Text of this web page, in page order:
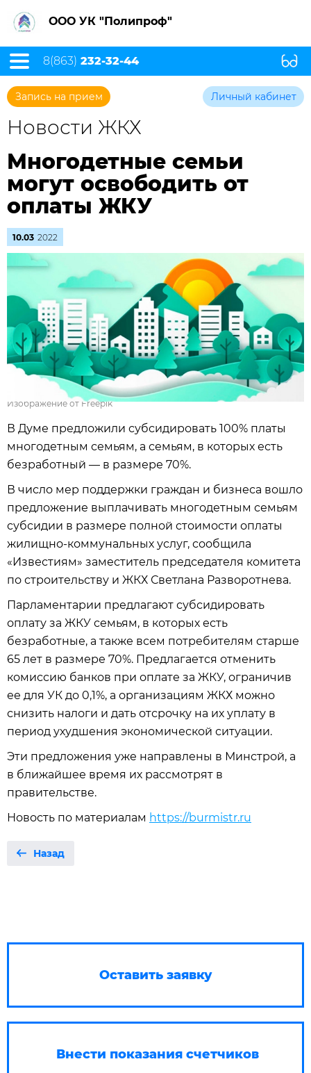
ООО УК "Полипроф"
8(863) 232-32-44
Запись на прием Личный кабинет
Новости ЖКХ
Многодетные семьи
могут освободить от
оплаты ЖКУ
10.03 2022
Изображение от Freepik
В Думе предложили субсидировать 100% платы
многодетным семьям, а семьям, в которых есть
безработный — в размере 70%.
В число мер поддержки граждан и бизнеса вошло
предложение выплачивать многодетным семьям
субсидии в размере полной стоимости оплаты
жилищно-коммунальных услуг, сообщила
«Известиям» заместитель председателя комитета
по строительству и ЖКХ Светлана Разворотнева.
Парламентарии предлагают субсидировать
оплату за ЖКУ семьям, в которых есть
безработные, а также всем потребителям старше
65 лет в размере 70%. Предлагается отменить
комиссию банков при оплате за ЖКУ, ограничив
ее для УК до 0,1%, а организациям ЖКХ можно
снизить налоги и дать отсрочку на их уплату в
период ухудшения экономической ситуации.
Эти предложения уже направлены в Минстрой, а
в ближайшее время их рассмотрят в
правительстве.
Новость по материалам https://burmistr.ru
Назад
Оставить заявку
Внести показания счетчиков